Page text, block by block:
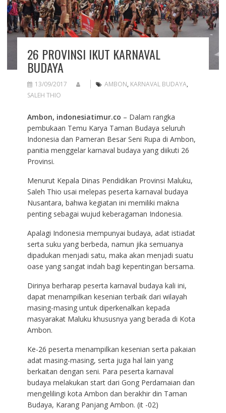
26 PROVINSI IKUT KARNAVAL
BUDAYA
13/09/2017 AMBON, KARNAVAL BUDAYA,
SALEH THIO
Ambon, indonesiatimur.co – Dalam rangka
pembukaan Temu Karya Taman Budaya seluruh
Indonesia dan Pameran Besar Seni Rupa di Ambon,
panitia menggelar karnaval budaya yang diikuti 26
Provinsi.
Menurut Kepala Dinas Pendidikan Provinsi Maluku,
Saleh Thio usai melepas peserta karnaval budaya
Nusantara, bahwa kegiatan ini memiliki makna
penting sebagai wujud keberagaman Indonesia.
Apalagi Indonesia mempunyai budaya, adat istiadat
serta suku yang berbeda, namun jika semuanya
dipadukan menjadi satu, maka akan menjadi suatu
oase yang sangat indah bagi kepentingan bersama.
Dirinya berharap peserta karnaval budaya kali ini,
dapat menampilkan kesenian terbaik dari wilayah
masing-masing untuk diperkenalkan kepada
masyarakat Maluku khususnya yang berada di Kota
Ambon.
Ke-26 peserta menampilkan kesenian serta pakaian
adat masing-masing, serta juga hal lain yang
berkaitan dengan seni. Para peserta karnaval
budaya melakukan start dari Gong Perdamaian dan
mengelilingi kota Ambon dan berakhir din Taman
Budaya, Karang Panjang Ambon. (it -02)